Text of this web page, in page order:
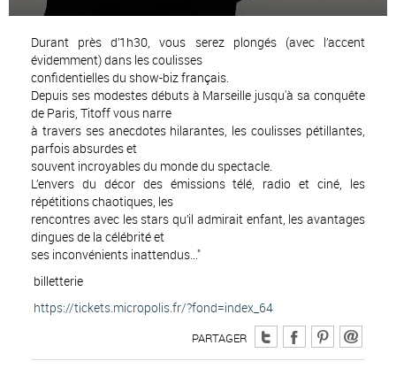
Durant près d’1h30, vous serez plongés (avec l’accent
évidemment) dans les coulisses
confidentielles du show-biz français.
Depuis ses modestes débuts à Marseille jusqu'à sa conquête
de Paris, Titoff vous narre
à travers ses anecdotes hilarantes, les coulisses pétillantes,
parfois absurdes et
souvent incroyables du monde du spectacle.
L’envers du décor des émissions télé, radio et ciné, les
répétitions chaotiques, les
rencontres avec les stars qu’il admirait enfant, les avantages
dingues de la célébrité et
ses inconvénients inattendus..."
billetterie
https://tickets.micropolis.fr/?fond=index_64
PARTAGER